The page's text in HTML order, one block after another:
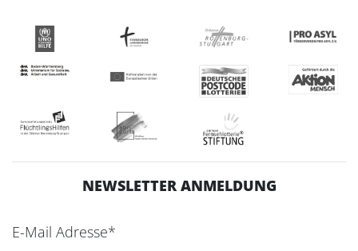
NEWSLETTER ANMELDUNG
E-Mail Adresse*